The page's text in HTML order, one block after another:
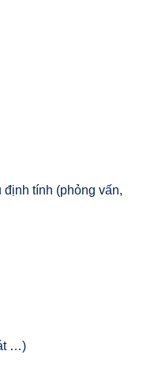
tính (phỏng vấn,
…)